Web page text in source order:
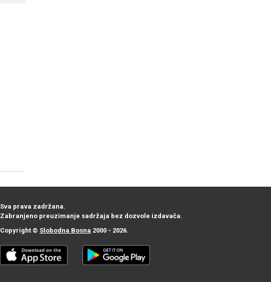
Sva prava zadržana.
Zabranjeno preuzimanje sadržaja bez dozvole izdavača.
Copyright © Slobodna Bosna 2000 - 2026.